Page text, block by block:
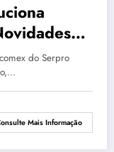
do Serpro
Mais Informação